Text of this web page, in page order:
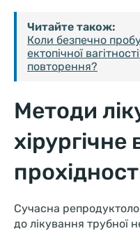
Читайте також:
Коли безпечно
ектопічної
повторення?
Методи
Сучасна
до лікування трубної